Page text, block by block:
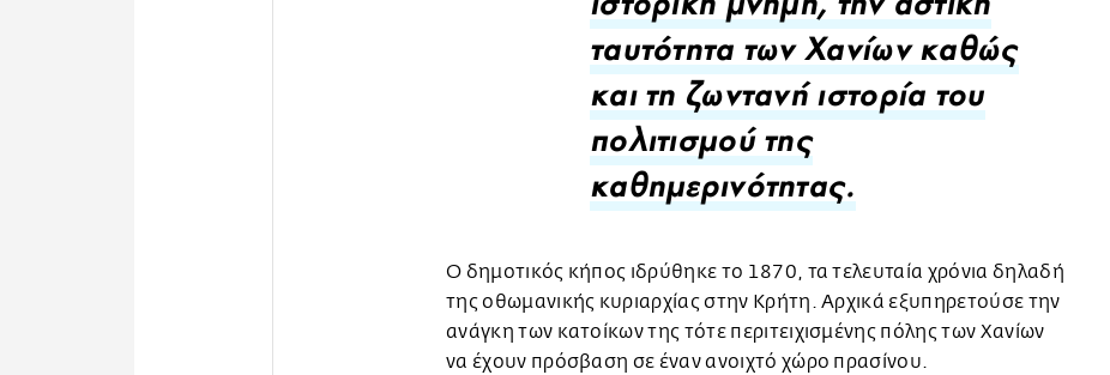
ιστορική μνήμη, την αστική
ταυτότητα των Χανίων καθώς
και τη ζωντανή ιστορία του
πολιτισμού της
καθημερινότητας.
Ο δημοτικός κήπος ιδρύθηκε το 1870, τα τελευταία χρόνια δηλαδή
της οθωμανικής κυριαρχίας στην Κρήτη. Αρχικά εξυπηρετούσε την
ανάγκη των κατοίκων της τότε περιτειχισμένης πόλης των Χανίων
να έχουν πρόσβαση σε έναν ανοιχτό χώρο πρασίνου.